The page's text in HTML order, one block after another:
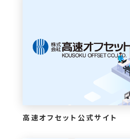
高速オフセット公式サイト